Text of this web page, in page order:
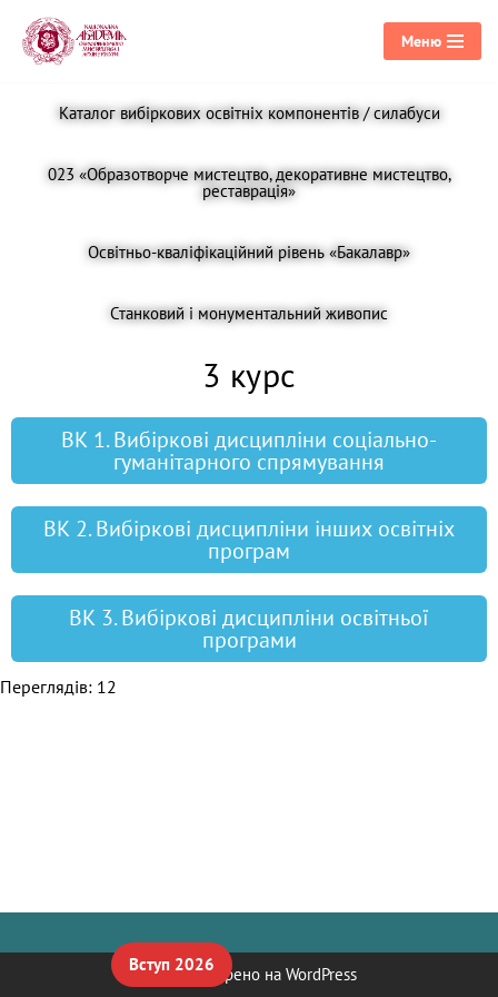
Перейти
вмісту
Меню
Каталог вибіркових освітніх компонентів / силабуси
023 «Образотворче мистецтво, декоративне мистецтво,
реставрація»
Освітньо-кваліфікаційний рівень «Бакалавр»
Станковий і монументальний живопис
3 курс
ВК 1. Вибіркові дисципліни соціально-
гуманітарного спрямування
ВК 2. Вибіркові дисципліни інших освітніх
програм
ВК 3. Вибіркові дисципліни освітньої
програми
Переглядів: 12
Neve| Створено на WordPress
Вступ 2026